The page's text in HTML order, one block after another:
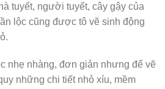
tuyết, người tuyết, cây gậy của
lộc cũng được tô vẽ sinh động
nhẹ nhàng, đơn giản nhưng để vẽ
những chi tiết nhỏ xíu, mềm